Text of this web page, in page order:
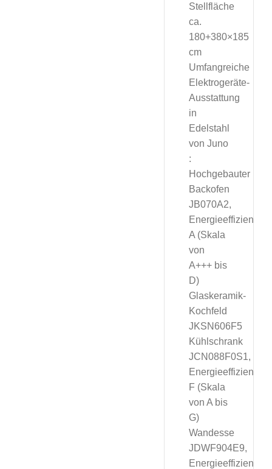
Stellfläche
ca.
180+380×185
cm
Umfangreiche
Elektrogeräte-
Ausstattung
in
Edelstahl
von Juno
:
Hochgebauter
Backofen
JB070A2,
A (Skala
von
A+++ bis
D)
Glaskeramik-
Kochfeld
JKSN606F5
Kühlschrank
JCN088F0S1,
F (Skala
von A bis
G)
Wandesse
JDWF904E9,